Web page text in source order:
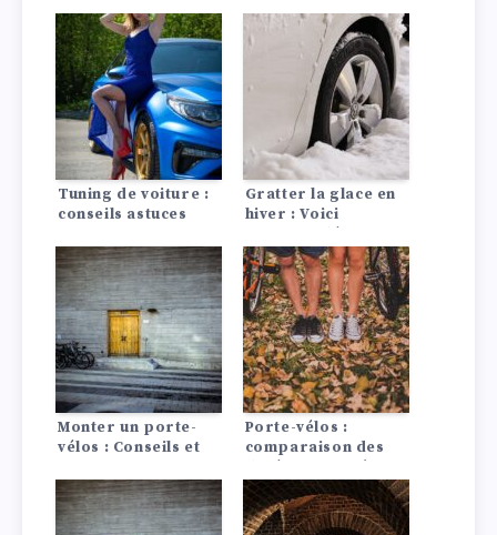
voiture ?
Tuning de voiture :
conseils astuces
Gratter la glace en
hiver : Voici
ta voiture !
Monter un porte-
vélos : Conseils et
Porte-vélos :
comparaison des